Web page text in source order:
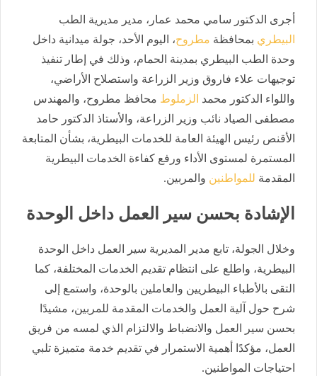
أجرى الدكتور سامي محمد عمار، مدير مديرية الطب
البيطري بمحافظة مطروح، اليوم الأحد، جولة ميدانية داخل
وحدة الطب البيطري بمدينة الحمام، وذلك في إطار تنفيذ
توجيهات علاء فاروق وزير الزراعة واستصلاح الأراضي،
واللواء الدكتور محمد الزملوط محافظ مطروح، والمهندس
مصطفى الصياد نائب وزير الزراعة، والأستاذ الدكتور حامد
الأقنص رئيس الهيئة العامة للخدمات البيطرية، بشأن المتابعة
المستمرة لمستوى الأداء ورفع كفاءة الخدمات البيطرية
المقدمة للمواطنين والمربين.
الإشادة بحسن سير العمل داخل الوحدة
وخلال الجولة، تابع مدير المديرية سير العمل داخل الوحدة
البيطرية، واطلع على انتظام تقديم الخدمات المختلفة، كما
التقى بالأطباء البيطريين والعاملين بالوحدة، واستمع إلى
شرح حول آلية العمل والخدمات المقدمة للمربين، مشيدًا
بحسن سير العمل والانضباط والالتزام الذي لمسه من فريق
العمل، مؤكدًا أهمية الاستمرار في تقديم خدمة متميزة تلبي
احتياجات المواطنين.